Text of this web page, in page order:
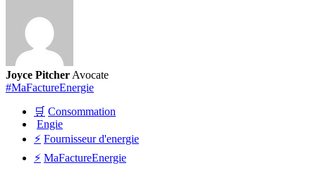
je
faire
avant
de
déposer
mon
dossier
MaFactureEnergie
?
Joyce Pitcher Avocate
#MaFactureEnergie
🛒 Consommation
Engie
⚡ Fournisseur d'energie
⚡ MaFactureEnergie